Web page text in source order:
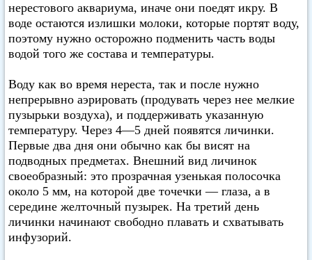
нерестового аквариума, иначе они поедят икру. В
воде остаются излишки молоки, которые портят воду,
поэтому нужно осторожно подменить часть воды
водой того же состава и температуры.
Воду как во время нереста, так и после нужно
непрерывно аэрировать (продувать через нее мелкие
пузырьки воздуха), и поддерживать указанную
температуру. Через 4—5 дней появятся личинки.
Первые два дня они обычно как бы висят на
подводных предметах. Внешний вид личинок
своеобразный: это прозрачная узенькая полосочка
около 5 мм, на которой две точечки — глаза, а в
середине желточный пузырек. На третий день
личинки начинают свободно плавать и схватывать
инфузорий.